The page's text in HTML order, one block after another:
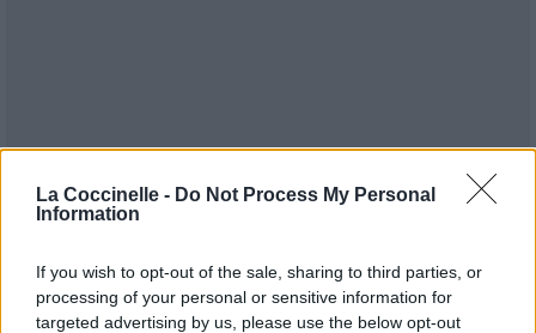
La Coccinelle - Do Not Process My Personal
Information
If you wish to opt-out of the sale, sharing to third parties, or
processing of your personal or sensitive information for
targeted advertising by us, please use the below opt-out
Publié parKCheu
Chanteurs : Pink
Albums : TRUSTFALL